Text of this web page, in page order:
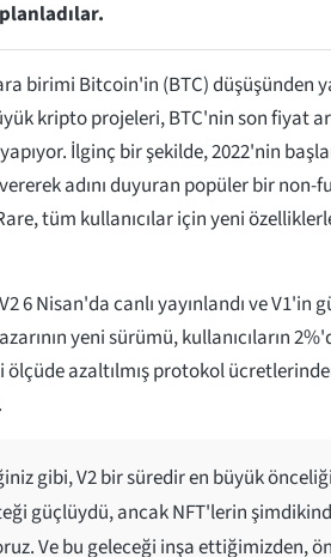
birimi Bitcoin'in (BTC) düşüşünden
kripto projeleri, BTC'nin son fiyat
İlginç bir şekilde, 2022'nin
adını duyuran popüler bir non-
tüm kullanıcılar için yeni
6 Nisan'da canlı yayınlandı ve V1'in
yeni sürümü, kullanıcıların
ölçüde azaltılmış protokol
gibi, V2 bir süredir en büyük
güçlüydü, ancak NFT'lerin
Ve bu geleceği inşa ettiğimizden,